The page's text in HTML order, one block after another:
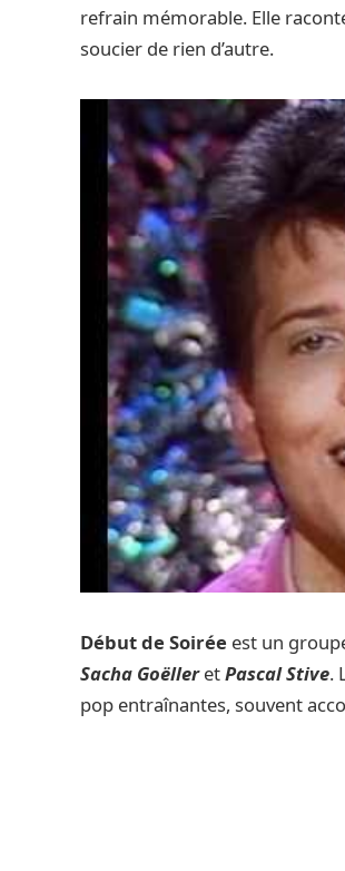
refrain mémorable. Elle
soucier de rien d’autre.
Début de Soirée est un
Sacha GoëlleretPascal Stive.
pop entraînantes, souvent